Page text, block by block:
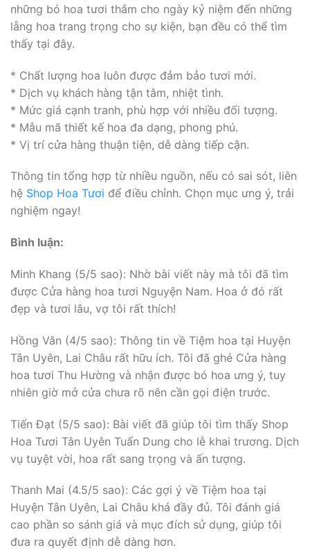
những bó hoa tươi thắm cho ngày kỷ niệm đến những
lẵng hoa trang trọng cho sự kiện, bạn đều có thể tìm
thấy tại đây.
* Chất lượng hoa luôn được đảm bảo tươi mới.
* Dịch vụ khách hàng tận tâm, nhiệt tình.
* Mức giá cạnh tranh, phù hợp với nhiều đối tượng.
* Mẫu mã thiết kế hoa đa dạng, phong phú.
* Vị trí cửa hàng thuận tiện, dễ dàng tiếp cận.
Thông tin tổng hợp từ nhiều nguồn, nếu có sai sót, liên
hệ Shop Hoa Tươi để điều chỉnh. Chọn mục ưng ý, trải
nghiệm ngay!
Bình luận:
Minh Khang (5/5 sao): Nhờ bài viết này mà tôi đã tìm
được Cửa hàng hoa tươi Nguyện Nam. Hoa ở đó rất
đẹp và tươi lâu, vợ tôi rất thích!
Hồng Vân (4/5 sao): Thông tin về Tiệm hoa tại Huyện
Tân Uyên, Lai Châu rất hữu ích. Tôi đã ghé Cửa hàng
hoa tươi Thu Hường và nhận được bó hoa ưng ý, tuy
nhiên giờ mở cửa chưa rõ nên cần gọi điện trước.
Tiến Đạt (5/5 sao): Bài viết đã giúp tôi tìm thấy Shop
Hoa Tươi Tân Uyên Tuấn Dung cho lễ khai trương. Dịch
vụ tuyệt vời, hoa rất sang trọng và ấn tượng.
Thanh Mai (4.5/5 sao): Các gợi ý về Tiệm hoa tại
Huyện Tân Uyên, Lai Châu khá đầy đủ. Tôi đánh giá
cao phần so sánh giá và mục đích sử dụng, giúp tôi
đưa ra quyết định dễ dàng hơn.